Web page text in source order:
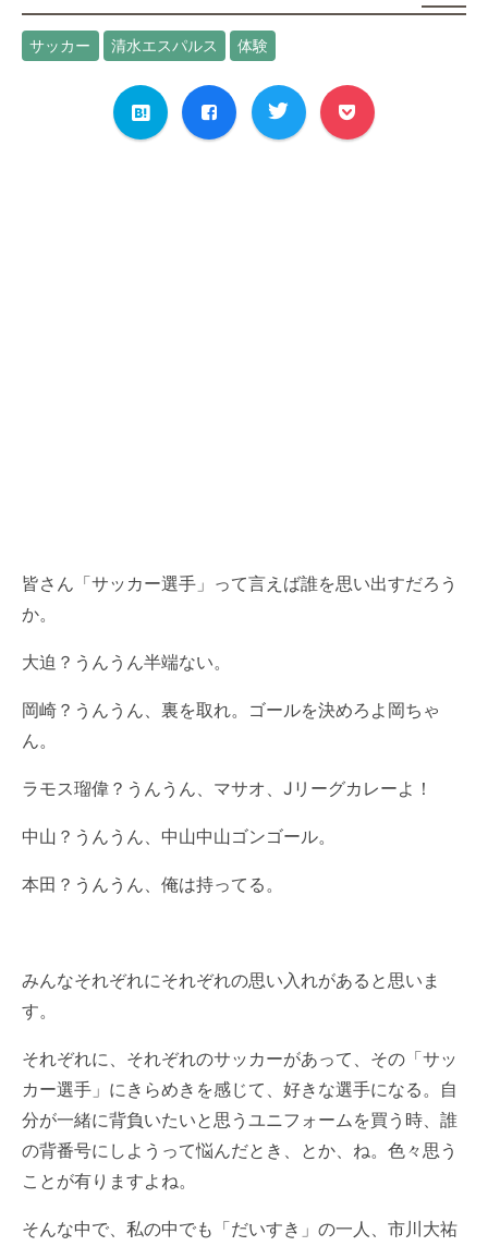
サッカー 清水エスパルス 体験
皆さん「サッカー選手」って言えば誰を思い出すだろう
か。
大迫？うんうん半端ない。
岡崎？うんうん、裏を取れ。ゴールを決めろよ岡ちゃ
ん。
ラモス瑠偉 ？うんうん、マサオ、Jリーグカレーよ！
中山？うんうん、中山中山ゴンゴール。
本田？うんうん、俺は持ってる。
みんなそれぞれにそれぞれの思い入れがあると思いま
す。
それぞれに、それぞれのサッカーがあって、その「サッ
カー選手」にきらめきを感じて、好きな選手になる。自
分が一緒に背負いたいと思うユニフォームを買う時、誰
の背番号にしようって悩んだとき、とか、ね。色々思う
ことが有りますよね。
そんな中で、私の中でも「だいすき」の一人、市川大祐